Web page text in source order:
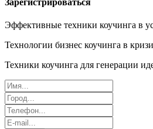
Зарегистрироваться
Эффективные техники коучинга в
Технологии бизнес коучинга в
Техники коучинга для генерации